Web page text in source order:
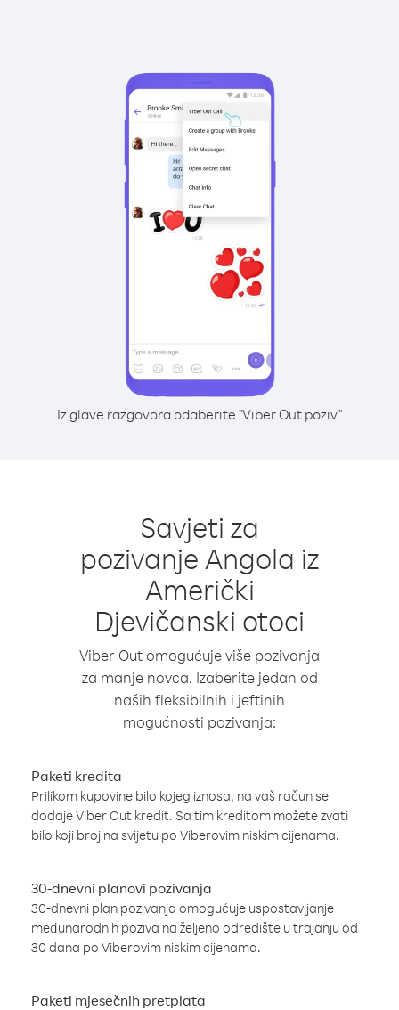
Iz glave razgovora odaberite "Viber Out poziv"
Savjeti za
pozivanje Angola iz
Američki
Djevičanski otoci
Viber Out omogućuje više pozivanja
za manje novca. Izaberite jedan od
naših fleksibilnih i jeftinih
mogućnosti pozivanja:
Paketi kredita
Prilikom kupovine bilo kojeg iznosa, na vaš račun se
dodaje Viber Out kredit. Sa tim kreditom možete zvati
bilo koji broj na svijetu po Viberovim niskim cijenama.
30-dnevni planovi pozivanja
30-dnevni plan pozivanja omogućuje uspostavljanje
međunarodnih poziva na željeno odredište u trajanju od
30 dana po Viberovim niskim cijenama.
Paketi mjesečnih pretplata